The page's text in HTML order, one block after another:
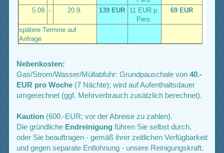
5.09. - 20.9. 139 EUR
11 EUR p.
Pers.
69 EUR
spätere Termine auf
Anfrage
Nebenkosten:
Gas/Strom/Wasser/Müllabfuhr: Grundpauschale von 40.-
EUR pro Woche(7 Nächte); wird auf Aufenthaltsdauer
umgerechnet (ggf. Mehrverbrauch zusätzlich berechnet).
Kaution(600.-EUR; vor der Abreise zu zahlen).
Die gründliche Endreinigungführen Sie selbst durch,
oder Sie beauftragen - gemäß ihrer zeitlichen Verfügbarkeit
und gegen separate Entlohnung - unsere Reinigungskraft.